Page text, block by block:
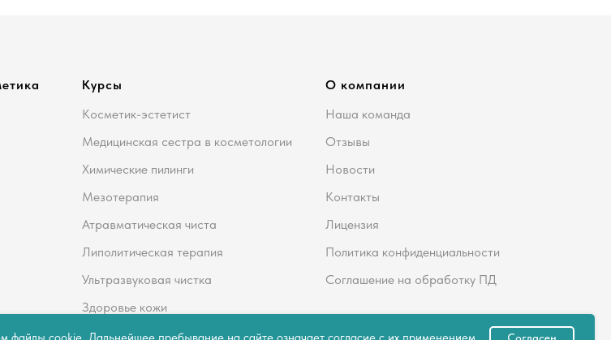
Курсы
Косметик-эстетист
Медицинская сестра в косметологии
Химические пилинги
Мезотерапия
Атравматическая чиста
Липолитическая терапия
Ультразвуковая чистка
Здоровье кожи
О компании
Наша команда
Отзывы
Новости
Контакты
Лицензия
Политика конфиденциальности
Соглашение на обработку ПД